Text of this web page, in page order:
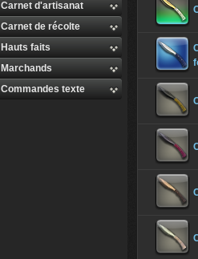
Carnet d'artisanat
Carnet de récolte
Hauts faits
Marchands
Commandes texte